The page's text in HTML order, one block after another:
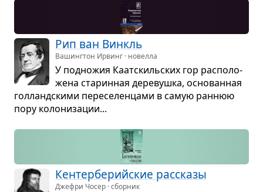
Рип ван Винкль
Вашингтон Ирвинг · новелла
У под­но­жия Каат­скиль­ских гор рас­по­ло­
жена ста­рин­ная дере­вушка, осно­ван­ная
гол­ланд­скими пере­се­лен­цами в самую ран­нюю
пору коло­ни­за­ции...
Кен­тер­бе­рийские рас­сказы
Джефри Чосер · сборник